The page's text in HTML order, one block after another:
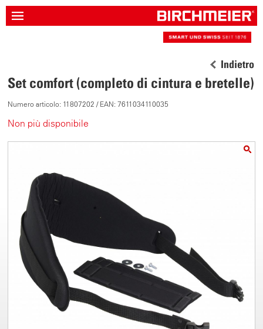
Indietro
Set comfort (completo di cintura e bretelle)
Numero articolo: 11807202 / EAN: 7611034110035
Non più disponibile